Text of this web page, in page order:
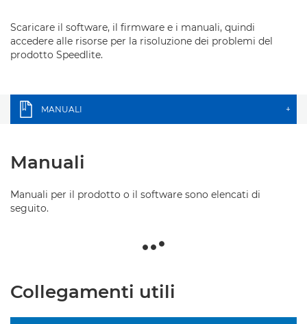
Scaricare il software, il firmware e i manuali, quindi
accedere alle risorse per la risoluzione dei problemi del
prodotto Speedlite.
MANUALI +
Manuali
Manuali per il prodotto o il software sono elencati di
seguito.
Collegamenti utili